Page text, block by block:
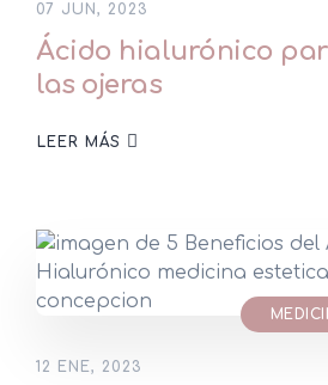
07 JUN, 2023
Ácido hialurónico
las ojeras
LEER MÁS
12 ENE, 2023